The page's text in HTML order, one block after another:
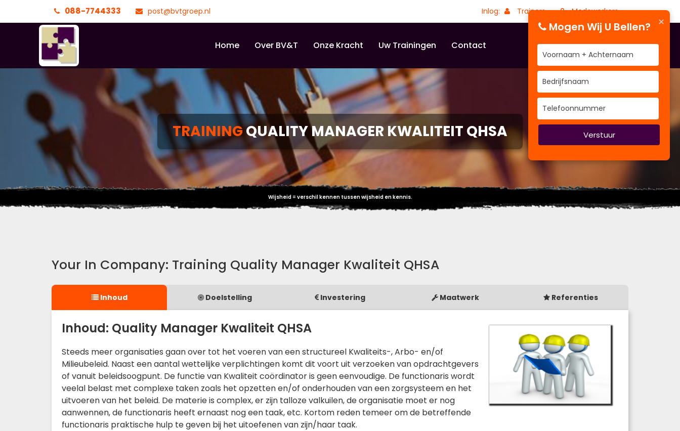
088-7744333 post@bvtgroep.nl Inlog: Trainers Medewerkers
Home Over BV&T Onze Kracht Uw Trainingen Contact
TRAININGQUALITY MANAGER KWALITEIT QHSA
Wijsheid = verschil kennen tussen wijsheid en kennis.
Your In Company: Training Quality Manager Kwaliteit QHSA
Inhoud Doelstelling Investering Maatwerk Referenties
Inhoud: Quality Manager Kwaliteit QHSA
Steeds meer organisaties gaan over tot het voeren van een structureel Kwaliteits-, Arbo- en/of
Milieubeleid. Naast een aantal wettelijke verplichtingen komt dit voort uit verzoeken van opdrachtgevers
of vanuit beleidsoogpunt. De functie van Kwaliteit coördinator is geen eenvoudige. De functionaris wordt
veelal belast met complexe taken zoals het opzetten en/of onderhouden van een zorgsysteem en het
uitvoeren van het beleid. De materie is complex, er zijn talloze valkuilen, de organisatie moet er nog
aanwennen, de functionaris heeft ernaast nog een taak, etc. Kortom reden temeer om de betreffende
functionaris praktische hulp te geven bij het uitoefenen van zijn/haar taak.
×
Mogen Wij U Bellen?
Verstuur